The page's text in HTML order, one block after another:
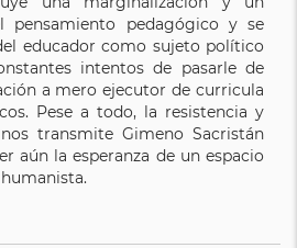
pensamiento pedagógico y se
educador como sujeto político
intentos de pasarle de
a mero ejecutor de curricula
Pese a todo, la resistencia y
transmite Gimeno Sacristán
aún la esperanza de un espacio